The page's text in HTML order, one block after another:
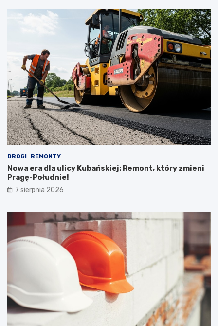
DROGI REMONTY
Nowa era dla ulicy Kubańskiej: Remont, który zmieni
Pragę-Południe!
7 sierpnia 2026